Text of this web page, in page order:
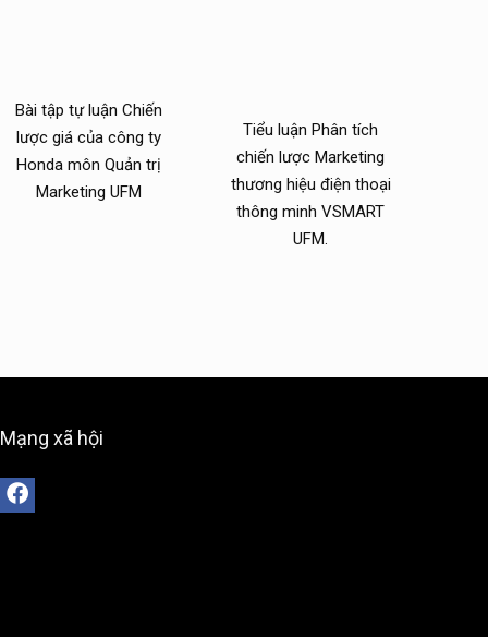
Bài tập tự luận Chiến
lược giá của công ty
Honda môn Quản trị
Marketing UFM
Tiểu luận Phân tích
chiến lược Marketing
thương hiệu điện thoại
thông minh VSMART
UFM.
Mạng xã hội